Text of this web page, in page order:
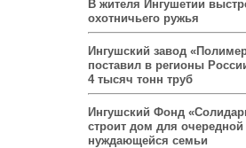
В жителя Ингушетии
охотничьего ружья
Ингушский завод
поставил в регионы
4 тысяч тонн труб
Ингушский Фонд
строит дом для очередной
нуждающейся семьи